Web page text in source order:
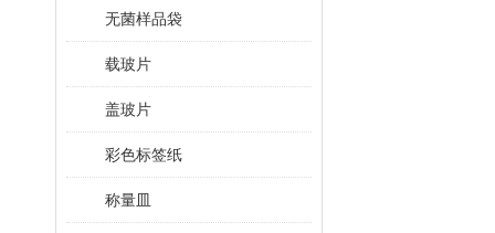
无菌样品袋
载玻片
盖玻片
彩色标签纸
称量皿